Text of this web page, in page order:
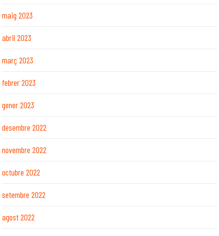
maig 2023
abril 2023
març 2023
febrer 2023
gener 2023
desembre 2022
novembre 2022
octubre 2022
setembre 2022
agost 2022